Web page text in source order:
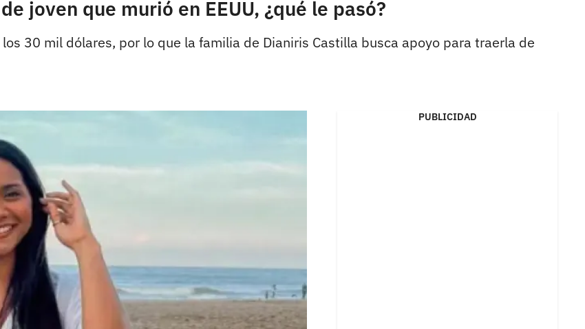
joven que murió en EEUU, ¿qué le pasó?
30 mil dólares, por lo que la familia de Dianiris Castilla busca apoyo para traerla de
PUBLICIDAD